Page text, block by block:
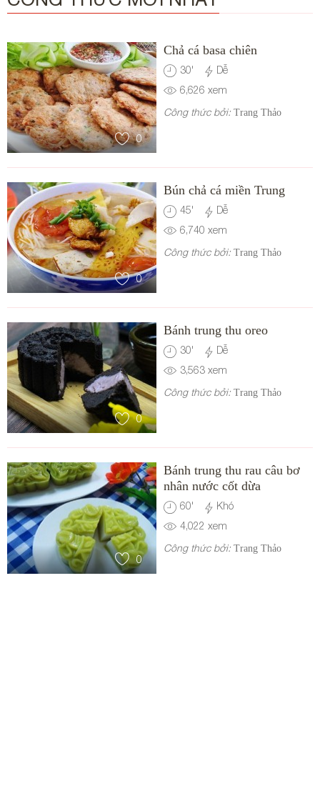
0
Chả cá basa chiên
30'
Dễ
6,626 xem
Công thức bởi: Trang Thảo
0
Bún chả cá miền Trung
45'
Dễ
6,740 xem
Công thức bởi: Trang Thảo
0
Bánh trung thu oreo
30'
Dễ
3,563 xem
Công thức bởi: Trang Thảo
0
Bánh trung thu rau câu bơ
nhân nước cốt dừa
60'
Khó
4,022 xem
Công thức bởi: Trang Thảo